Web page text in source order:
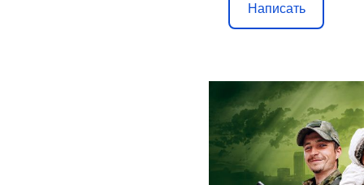
Написать